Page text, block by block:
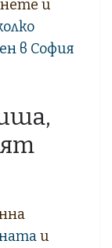
и
в София
и